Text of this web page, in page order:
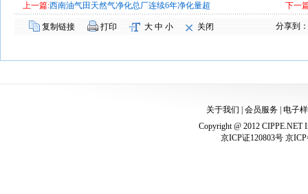
上一篇:西南油气田天然气净化总厂连续6年净化量超 下一
复制链接 打印 大 中 小 关闭 分享到：
关于我们 会员服务| 电子
Copyright @ 2012 CIPPE.NET
京ICP证120803号 京